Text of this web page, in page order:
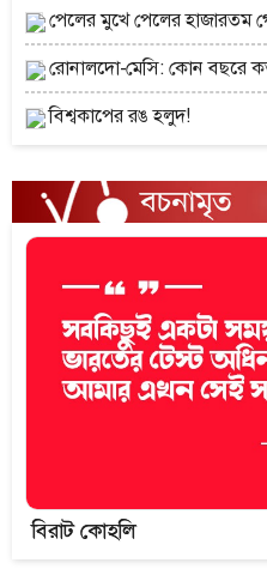
পেলের মুখে পেলের হাজারতম
রোনালদো-মেসি: কোন বছরে
বিশ্বকাপের রঙ হলুদ!
বিরাট কোহলি